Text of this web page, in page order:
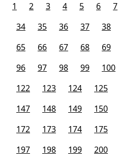
1 2 3 4 5 6 7
34
35 36 37 38
65
66 67 68 69
96
97 98 99 100
122
123 124 125
147
148 149 150
172
173 174 175
197
198 199 200